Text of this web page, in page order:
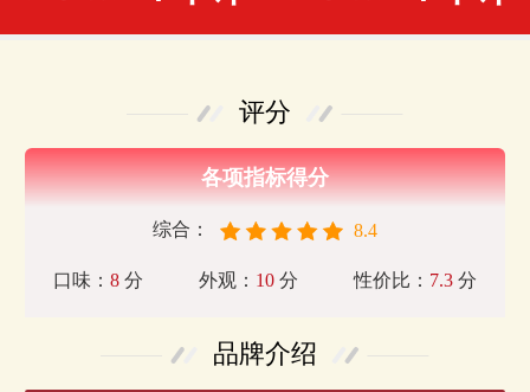
评分
各项指标得分
综合： 8.4
口味： 8分 外观： 10分 性价比： 7.3 分
品牌介绍